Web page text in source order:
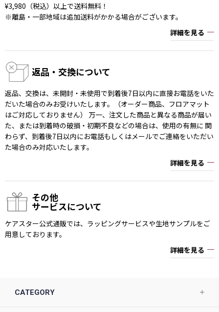
¥3,980（税込）以上で送料無料！
※離島・一部地域は追加送料がかかる場合がございます。
詳細を見る
返品・交換について
返品、交換は、未開封・未使用で到着後7日以内に直接お電話をいた
だいた場合のみお受けいたします。（オーダー商品、フロアマット
はご対応しておりません） 万一、注文した商品と異なる商品が届い
た、または到着時の破損・初期不良などの場合は、使用の有無に 関
わらず、到着後7日以内にお電話もしくはメールでご連絡をいただい
た場合のみ対応いたします。
詳細を見る
その他
サービスについて
ケアスター公式通販では、ラッピングサービスや生地サンプルをご
用意しております。
詳細を見る
CATEGORY